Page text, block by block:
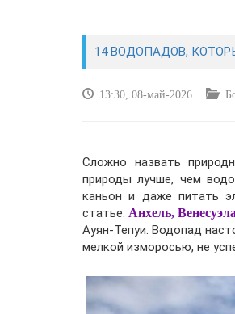
14 ВОДОПАДОВ,
13:30, 08-май-2026
Сложно назвать
природы лучше, чем
каньон и даже питать
статье.Анхель, Венесуэла
Ауян-Тепуи. Водопад
мелкой изморосью, не